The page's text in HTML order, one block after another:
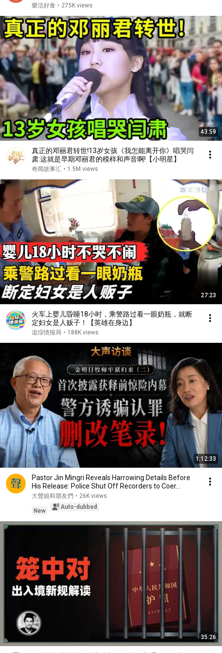
樂活好食 • 275K views
43:59
真正的邓丽君转世!13岁女孩《我怎能离开你》唱哭闫
肃:这就是早期邓丽君的模样和声音啊!【小明星】
奇闻故事汇 • 1.5M views
27:23
火车上婴儿昏睡18小时，乘警路过看一眼奶瓶，就断
定妇女是人贩子！【英雄在身边】
追综情报局 • 188K views
1:12:33
Pastor Jin Mingri Reveals Harrowing Details Before
His Release: Police Shut Off Recorders to Coer...
大聲姐和朋友們 • 26K views
New
Auto-dubbed
35:26